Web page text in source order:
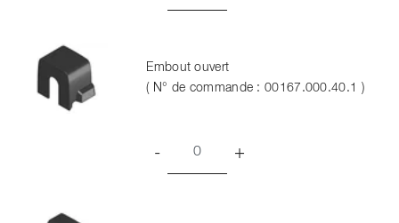
- +
Embout ouvert
( N° de commande : 00167.000.40.1 )